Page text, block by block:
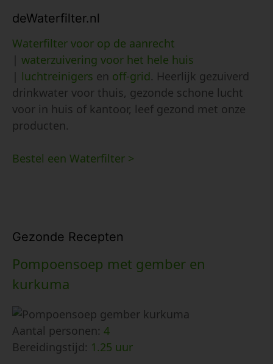
deWaterfilter.nl
Waterfilter voor op de aanrecht
waterzuivering voor het hele huis
luchtreinigers en off-grid. Heerlijk gezuiverd
drinkwater voor thuis, gezonde schone lucht
voor in huis of kantoor, leef gezond met onze
producten.
Bestel een Waterfilter >
Gezonde Recepten
Pompoensoep met gember en
kurkuma
Aantal personen: 4
Bereidingstijd: 1.25 uur